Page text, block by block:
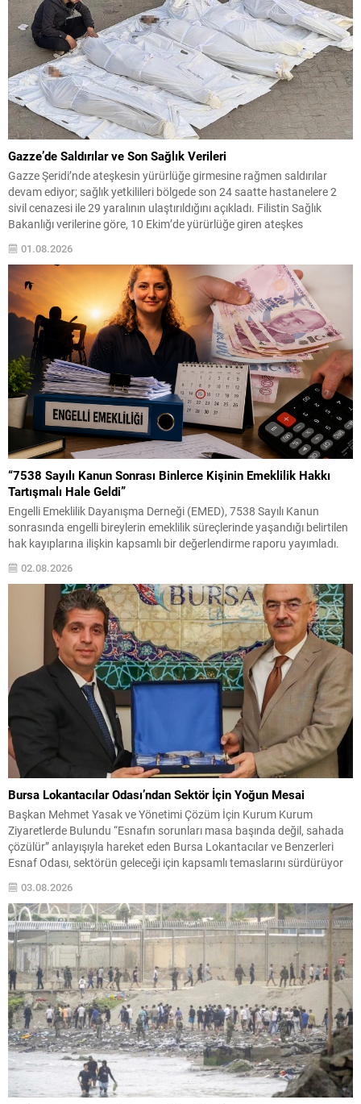
Gazze’de Saldırılar ve Son Sağlık Verileri
Gazze Şeridi’nde ateşkesin yürürlüğe girmesine rağmen saldırılar
devam ediyor; sağlık yetkilileri bölgede son 24 saatte hastanelere 2
sivil cenazesi ile 29 yaralının ulaştırıldığını açıkladı. Filistin Sağlık
Bakanlığı verilerine göre, 10 Ekim’de yürürlüğe giren ateşkes
anlaşmasından bu yana yaralı sayısı 4 bin 53e yükseldi, ölü sayısı ise
bin 222 olarak kaydedildi....
01.08.2026
“7538 Sayılı Kanun Sonrası Binlerce Kişinin Emeklilik Hakkı
Tartışmalı Hale Geldi”
Engelli Emeklilik Dayanışma Derneği (EMED), 7538 Sayılı Kanun
sonrasında engelli bireylerin emeklilik süreçlerinde yaşandığı belirtilen
hak kayıplarına ilişkin kapsamlı bir değerlendirme raporu yayımladı.
Haziran 2026 tarihli “7538 Sayılı Kanun Sonrası Engelli Emekliliğinde
Ortaya Çıkan Hak Kayıplarına İlişkin İstatistiksel Değerlendirme ve
Katılımcı Beyanları Raporu” başlıklı çalışmada, yasa değişikliğinin
uygulamadaki etkileri anket...
02.08.2026
Bursa Lokantacılar Odası’ndan Sektör İçin Yoğun Mesai
Başkan Mehmet Yasak ve Yönetimi Çözüm İçin Kurum Kurum
Ziyaretlerde Bulundu “Esnafın sorunları masa başında değil, sahada
çözülür” anlayışıyla hareket eden Bursa Lokantacılar ve Benzerleri
Esnaf Odası, sektörün geleceği için kapsamlı temaslarını sürdürüyor
beklentilerinin karşılanması ve sektörün sürdürülebilir bir yapıya
kavuşması amacıyla çalışmalarını...
03.08.2026